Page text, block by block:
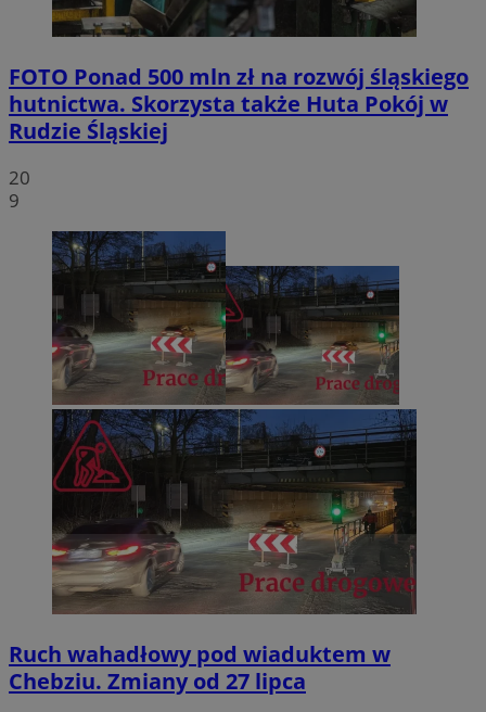
FOTO Ponad 500 mln zł na rozwój śląskiego
hutnictwa. Skorzysta także Huta Pokój w
Rudzie Śląskiej
20
9
Ruch wahadłowy pod wiaduktem w
Chebziu. Zmiany od 27 lipca